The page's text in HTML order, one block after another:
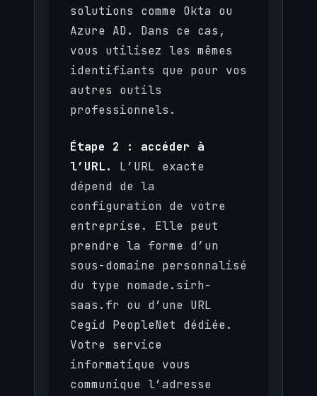
solutions comme Okta ou
Azure AD. Dans ce cas,
vous utilisez les mêmes
identifiants que pour vos
autres outils
professionnels.
Étape 2 : accéder à
l’URL.
L’URL exacte
dépend de la
configuration de votre
entreprise. Elle peut
prendre la forme d’un
sous-domaine personnalisé
du type nomade.sirh-
saas.fr ou d’une URL
Cegid PeopleNet dédiée.
Votre service
informatique vous
communique l’adresse